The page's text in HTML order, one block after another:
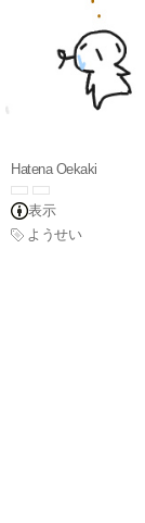
Hatena Oekaki
表示
ようせい